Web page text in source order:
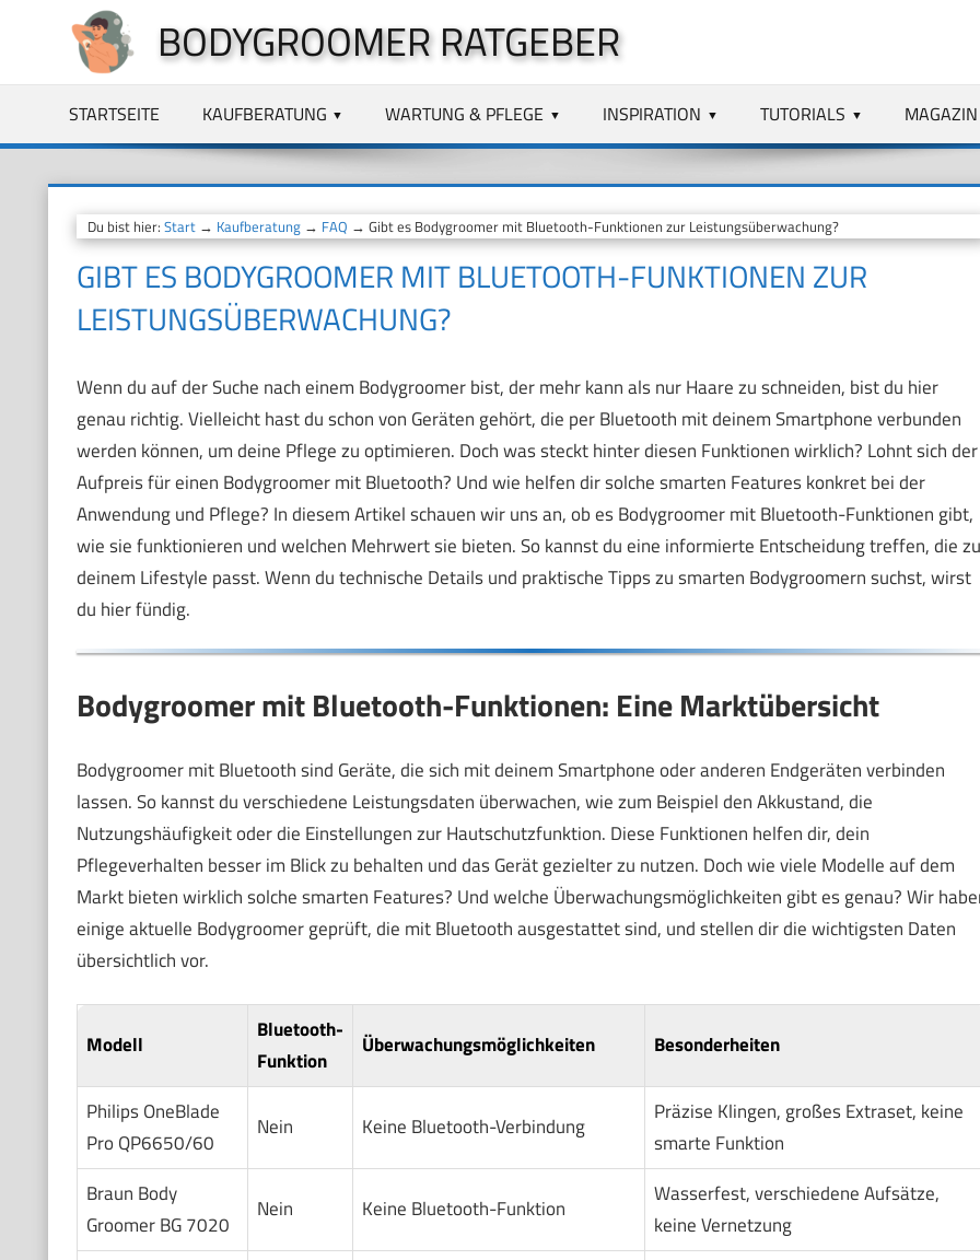
springen
BODYGROOMER RATGEBER
STARTSEITE KAUFBERATUNG WARTUNG & PFLEGE INSPIRATION TUTORIALS MAGAZIN
Du bist hier: Start→ Kaufberatung→ FAQ → Gibt es Bodygroomer mit Bluetooth-Funktionen zur Leistungsüberwachung?
GIBT ES BODYGROOMER MIT BLUETOOTH-FUNKTIONEN ZUR
LEISTUNGSÜBERWACHUNG?
Wenn du auf der Suche nach einem Bodygroomer bist, der mehr kann als nur Haare zu schneiden, bist du hier
genau richtig. Vielleicht hast du schon von Geräten gehört, die per Bluetooth mit deinem Smartphone verbunden
werden können, um deine Pflege zu optimieren. Doch was steckt hinter diesen Funktionen wirklich? Lohnt sich der
Aufpreis für einen Bodygroomer mit Bluetooth? Und wie helfen dir solche smarten Features konkret bei der
Anwendung und Pflege? In diesem Artikel schauen wir uns an, ob es Bodygroomer mit Bluetooth-Funktionen gibt,
wie sie funktionieren und welchen Mehrwert sie bieten. So kannst du eine informierte Entscheidung treffen, die zu
deinem Lifestyle passt. Wenn du technische Details und praktische Tipps zu smarten Bodygroomern suchst, wirst
du hier fündig.
Bodygroomer mit Bluetooth-Funktionen: Eine Marktübersicht
Bodygroomer mit Bluetooth sind Geräte, die sich mit deinem Smartphone oder anderen Endgeräten verbinden
lassen. So kannst du verschiedene Leistungsdaten überwachen, wie zum Beispiel den Akkustand, die
Nutzungshäufigkeit oder die Einstellungen zur Hautschutzfunktion. Diese Funktionen helfen dir, dein
Pflegeverhalten besser im Blick zu behalten und das Gerät gezielter zu nutzen. Doch wie viele Modelle auf dem
Markt bieten wirklich solche smarten Features? Und welche Überwachungsmöglichkeiten gibt es genau? Wir
einige aktuelle Bodygroomer geprüft, die mit Bluetooth ausgestattet sind, und stellen dir die wichtigsten Daten
übersichtlich vor.
Modell
Bluetooth-
Funktion
Überwachungsmöglichkeiten Besonderheiten
Philips OneBlade
Pro QP6650/60
Nein Keine Bluetooth-Verbindung
Präzise Klingen, großes Extraset, keine
smarte Funktion
Braun Body
Groomer BG 7020
Nein Keine Bluetooth-Funktion
Wasserfest, verschiedene Aufsätze,
keine Vernetzung